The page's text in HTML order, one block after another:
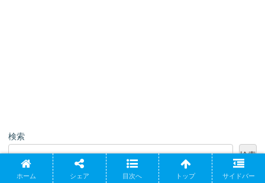
検索
検索
ホーム シェア 目次へ トップ サイドバー